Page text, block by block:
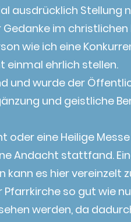
ausdrücklich Stellung
im
wie ich eine
einmal ehrlich stellen.
und wurde der
und geistliche
oder eine Heilige
Andacht stattfand.
es hier vereinzelt
so gut wie
werden, da